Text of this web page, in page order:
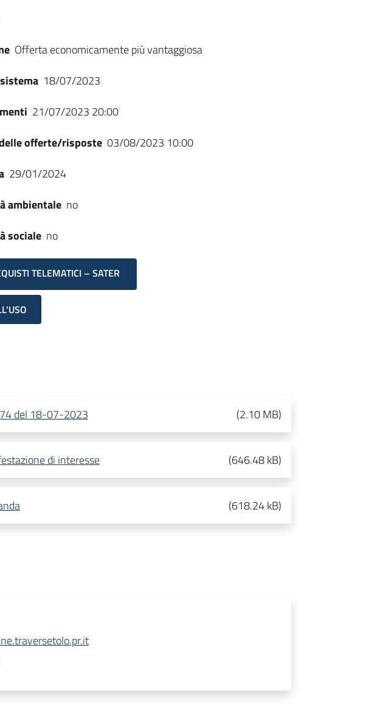
Offerta economicamente più vantaggiosa
18/07/2023
21/07/2023 20:00
offerte/risposte 03/08/2023 10:00
29/01/2024
ambientale no
sociale no
TELEMATICI – SATER
del 18-07-2023 (2.10 MB)
di interesse (646.48 kB)
(618.24 kB)